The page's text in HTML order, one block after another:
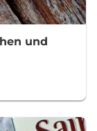
und